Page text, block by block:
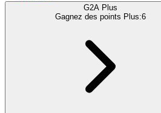
G2A Plus
Gagnez des points Plus:6